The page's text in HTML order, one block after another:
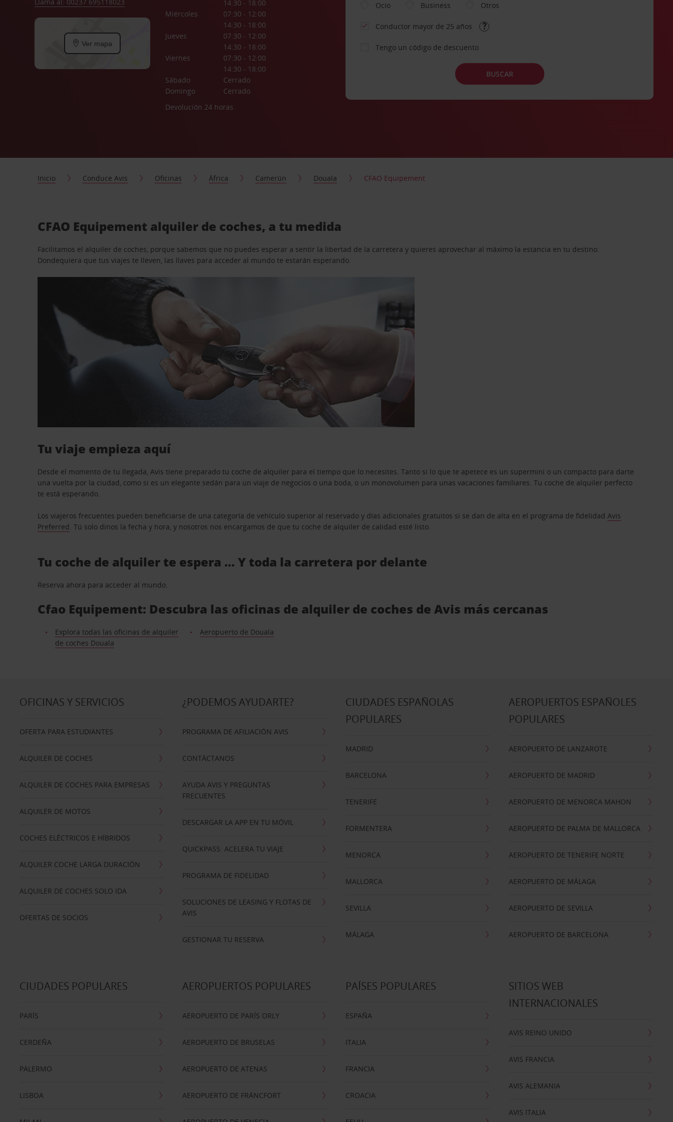
Ver mapa
14:30 - 18:00
Miércoles
07:30 - 12:00
14:30 - 18:00
Jueves
07:30 - 12:00
14:30 - 18:00
Viernes
07:30 - 12:00
14:30 - 18:00
Sábado
Cerrado
Domingo
Cerrado
Devolución 24 horas
Ocio
Business Otros
Conductor mayor de 25 años
Tengo un código de descuento
BUSCAR
Inicio Conduce Avis Oficinas África Camerún Douala CFAO Equipement
CFAO Equipement alquiler de coches, a tu medida
Facilitamos el alquiler de coches, porque sabemos que no puedes esperar a sentir la libertad de la carretera y quieres aprovechar al máximo la estancia en tu destino.
Dondequiera que tus viajes te lleven, las llaves para acceder al mundo te estarán esperando.
Tu viaje empieza aquí
Desde el momento de tu llegada, Avis tiene preparado tu coche de alquiler para el tiempo que lo necesites. Tanto si lo que te apetece es un supermini o un compacto para darte
una vuelta por la ciudad, como si es un elegante sedán para un viaje de negocios o una boda, o un monovolumen para unas vacaciones familiares. Tu coche de alquiler perfecto
te está esperando.
Los viajeros frecuentes pueden beneficiarse de una categoría de vehículo superior al reservado y días adicionales gratuitos si se dan de alta en el programa de fidelidadAvis
Preferred. Tú solo dinos la fecha y hora, y nosotros nos encargamos de que tu coche de alquiler de calidad esté listo.
Tu coche de alquiler te espera … Y toda la carretera por delante
Reserva ahora para acceder al mundo.
Cfao Equipement: Descubra las oficinas de alquiler de coches de Avis más cercanas
Explora todas las oficinas de alquiler
de coches Douala
Aeropuerto de Douala
OFICINAS Y SERVICIOS
OFERTA PARA ESTUDIANTES
ALQUILER DE COCHES
ALQUILER DE COCHES PARA EMPRESAS
ALQUILER DE MOTOS
COCHES ELÉCTRICOS E HÍBRIDOS
ALQUILER COCHE LARGA DURACIÓN
ALQUILER DE COCHES SOLO IDA
OFERTAS DE SOCIOS
¿PODEMOS AYUDARTE?
PROGRAMA DE AFILIACIÓN AVIS
CONTÁCTANOS
AYUDA AVIS Y PREGUNTAS
FRECUENTES
DESCARGAR LA APP EN TU MÓVIL
QUICKPASS: ACELERA TU VIAJE
PROGRAMA DE FIDELIDAD
SOLUCIONES DE LEASING Y FLOTAS DE
AVIS
GESTIONAR TU RESERVA
CIUDADES ESPAÑOLAS
POPULARES
MADRID
BARCELONA
TENERIFE
FORMENTERA
MENORCA
MALLORCA
SEVILLA
MÁLAGA
AEROPUERTOS ESPAÑOLES
POPULARES
AEROPUERTO DE LANZAROTE
AEROPUERTO DE MADRID
AEROPUERTO DE MENORCA MAHON
AEROPUERTO DE PALMA DE MALLORCA
AEROPUERTO DE TENERIFE NORTE
AEROPUERTO DE MÁLAGA
AEROPUERTO DE SEVILLA
AEROPUERTO DE BARCELONA
CIUDADES POPULARES
PARÍS
CERDEÑA
PALERMO
LISBOA
AEROPUERTOS POPULARES
AEROPUERTO DE PARÍS ORLY
AEROPUERTO DE BRUSELAS
AEROPUERTO DE ATENAS
AEROPUERTO DE FRÁNCFORT
PAÍSES POPULARES
ESPAÑA
ITALIA
FRANCIA
CROACIA
SITIOS WEB
INTERNACIONALES
AVIS REINO UNIDO
AVIS FRANCIA
AVIS ALEMANIA
AVIS ITALIA